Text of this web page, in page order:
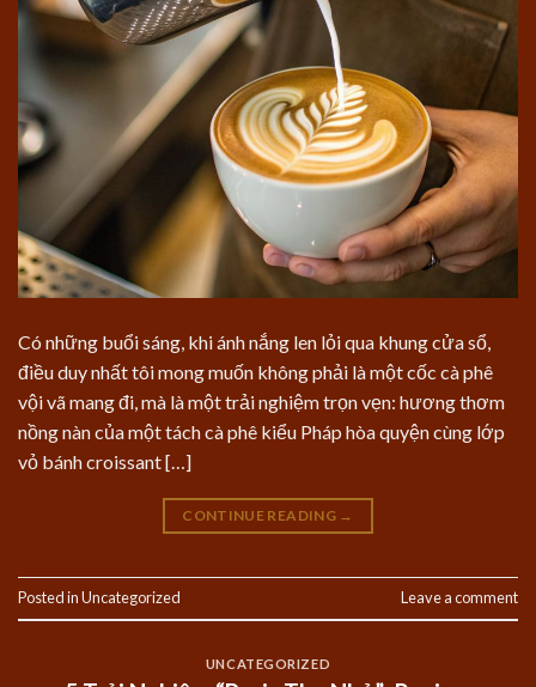
Có những buổi sáng, khi ánh nắng len lỏi qua khung cửa sổ,
điều duy nhất tôi mong muốn không phải là một cốc cà phê
vội vã mang đi, mà là một trải nghiệm trọn vẹn: hương thơm
nồng nàn của một tách cà phê kiểu Pháp hòa quyện cùng lớp
vỏ bánh croissant […]
CONTINUE READING →
Posted inUncategorized Leave a comment
UNCATEGORIZED